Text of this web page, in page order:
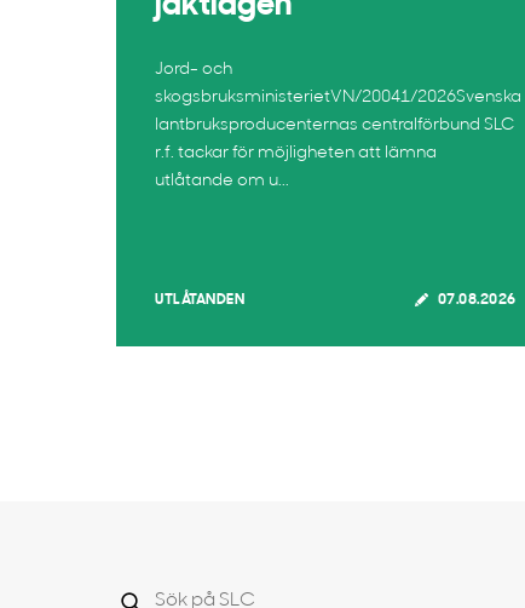
jaktlagen
Jord- och
skogsbruksministerietVN/20041/2026Svenska
lantbruksproducenternas centralförbund SLC
r.f. tackar för möjligheten att lämna
utlåtande om u...
UTLÅTANDEN 07.08.2026